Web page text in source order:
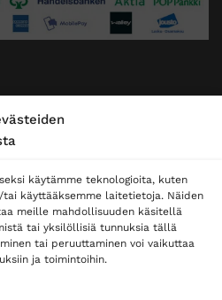
käytämme teknologioita, kuten
käyttääksemme laitetietoja. Näiden
meille mahdollisuuden käsitellä
tai yksilöllisiä tunnuksia tällä
tai peruuttaminen voi vaikuttaa
ja toimintoihin.